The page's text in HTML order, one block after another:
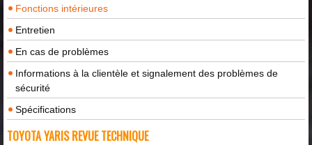
Fonctions intérieures
Entretien
En cas de problèmes
Informations à la clientèle et signalement des problèmes de
sécurité
Spécifications
TOYOTA YARIS REVUE TECHNIQUE